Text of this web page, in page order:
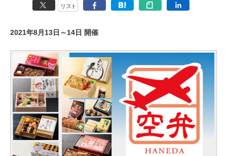
リスト
2021年8月13日～14日 開催